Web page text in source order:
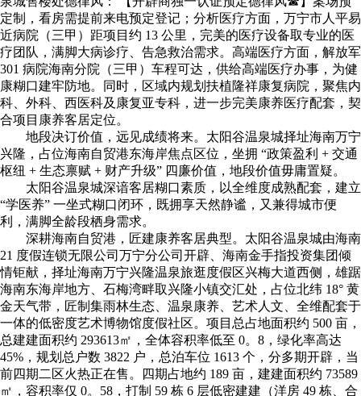
定制，看房需提前来电预定登记；分析医疗方面，万宁市人平易
近病院（三甲）距项目约 13 公里，完美的医疗设备取专业的医
疗团队，满脚大病诊疗、告急救治需求。高端医疗方面，解放军
301 病院海南分院（三甲）车程可达，供给高端医疗办事，为健
康糊口建牢防地。同时，区域内规划扶植隆祥康复病院，聚焦内
科、外科、西医科及康复亚专科，进一步完美康养医疗配套，契
合项目康养客居定位。
地段决订价值，远见成绩将来。太阳谷温泉城择址海南万宁
兴隆，占位海南自贸港东海岸焦点区位，坐拥 “政策盈利 + 交通
枢纽 + 生态禀赋 + 财产升级” 四廉价值，地段价值毋庸置疑。
太阳谷温泉城深谙客居糊口素质，以全维度成熟配套，建立
“学医养” 一坐式糊口闭环，既拥享天然静谧，又兼得城市便
利，满脚全龄段栖身需求。
深耕海南自贸港，匠建康养客居典型。太阳谷温泉城由海南
21 度假连锁无限公司万宁分公司开辟、海南金手指投资集团倾
情钜献，择址海南万宁兴隆温泉旅逛度假区兴梅大道西侧，雄踞
海南东海岸地方、石梅湾畔取兴隆小镇交汇处，占位北纬 18° 黄
金天气带，匠制集雨林生态、温泉康养、艺术人文、全维配套于
一体的低密度艺术博物馆度假社区。项目总占地面积约 500 亩，
总建建面积约 293613㎡，全体容积率低至 0。8，绿化率高达
45%，规划总户数 3822 户，总泊车位 1613 个，分多期开辟，当
前四期二区火热正在售。四期占地约 189 亩，建建面积约 73589
㎡，容积率仅 0。58，打制 59 栋 6 层低密建建（洋房 49 栋、合